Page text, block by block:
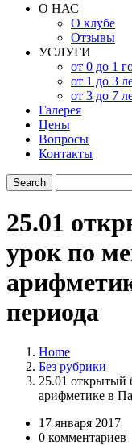
О НАС
О клубе
Отзывы
УСЛУГИ
от 0 до 1
от 1 до 3
от 3 до 7
Галерея
Цены
Вопросы
Контакты
25.01
урок по
периода
Home
Без рубрики
25.01 открытый
арифметике в
17 января 2017
0 комментариев